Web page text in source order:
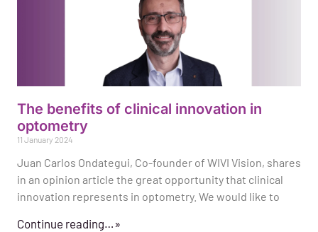
The benefits of clinical innovation in
optometry
11 January 2024
Juan Carlos Ondategui, Co-founder of WIVI Vision, shares
in an opinion article the great opportunity that clinical
innovation represents in optometry. We would like to
Continue reading…»